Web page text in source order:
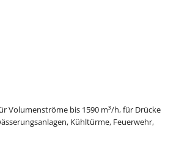
Volumenströme bis 1590 m³/h, für Drücke
Kühltürme, Feuerwehr,